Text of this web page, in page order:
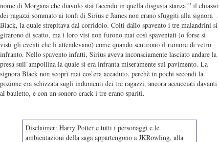
nome di Morgana che diavolo stai facendo in quella disgusta stanza!” il chiasso
dei ragazzi sommato ai tonfi di Sirius e James non erano sfuggiti alla signora
Black, la quale strepitava dal corridoio. Colti dallo spavento i tre malandrini si
girarono di scatto, ma i loro visi non furono mai così spaventati (o forse sì
visti gli eventi che li attendevano) come quando sentirono il rumore di vetro
infranto. Nello spavento infatti, Sirius aveva inconsciamente lasciato andare la
presa sull’ampollina la quale si era infranta miseramente sul pavimento. La
signora Black non scoprì mai cos’era accaduto, perchè in pochi secondi la
pozione era schizzata sugli indumenti dei tre ragazzi, ancora accucciati davanti
al bauletto, e con un sonoro crack i tre erano spariti.
Disclaimer: Harry Potter e tutti i personaggi e le
ambientazioni della saga appartengono a JKRowling, alla